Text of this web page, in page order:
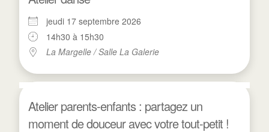
jeudi 17 septembre 2026
14h30 à 15h30
La Margelle / Salle La Galerie
Atelier parents-enfants : partagez un
moment de douceur avec votre tout-petit !